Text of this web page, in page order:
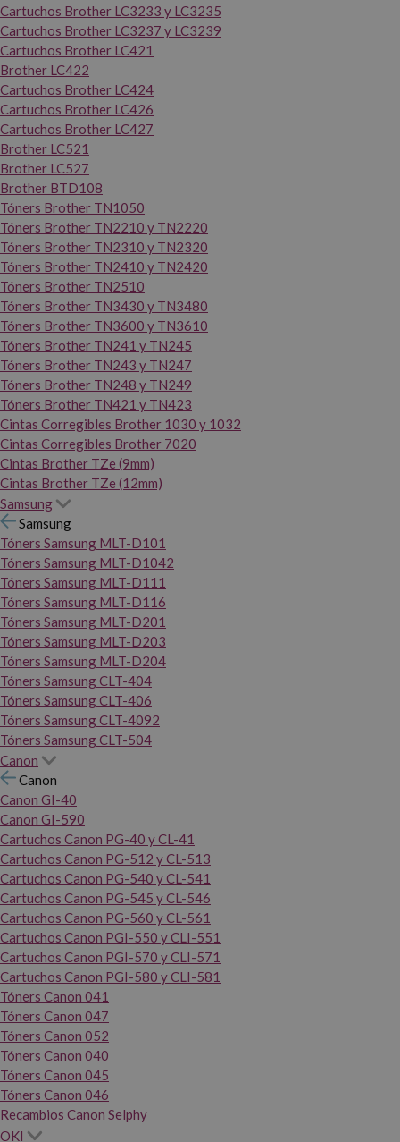
Cartuchos Brother LC3233 y LC3235
Cartuchos Brother LC3237 y LC3239
Cartuchos Brother LC421
Brother LC422
Cartuchos Brother LC424
Cartuchos Brother LC426
Cartuchos Brother LC427
Brother LC521
Brother LC527
Brother BTD108
Tóners Brother TN1050
Tóners Brother TN2210 y TN2220
Tóners Brother TN2310 y TN2320
Tóners Brother TN2410 y TN2420
Tóners Brother TN2510
Tóners Brother TN3430 y TN3480
Tóners Brother TN3600 y TN3610
Tóners Brother TN241 y TN245
Tóners Brother TN243 y TN247
Tóners Brother TN248 y TN249
Tóners Brother TN421 y TN423
Cintas Corregibles Brother 1030 y 1032
Cintas Corregibles Brother 7020
Cintas Brother TZe (9mm)
Cintas Brother TZe (12mm)
Samsung
Samsung
Tóners Samsung MLT-D101
Tóners Samsung MLT-D1042
Tóners Samsung MLT-D111
Tóners Samsung MLT-D116
Tóners Samsung MLT-D201
Tóners Samsung MLT-D203
Tóners Samsung MLT-D204
Tóners Samsung CLT-404
Tóners Samsung CLT-406
Tóners Samsung CLT-4092
Tóners Samsung CLT-504
Canon
Canon
Canon GI-40
Canon GI-590
Cartuchos Canon PG-40 y CL-41
Cartuchos Canon PG-512 y CL-513
Cartuchos Canon PG-540 y CL-541
Cartuchos Canon PG-545 y CL-546
Cartuchos Canon PG-560 y CL-561
Cartuchos Canon PGI-550 y CLI-551
Cartuchos Canon PGI-570 y CLI-571
Cartuchos Canon PGI-580 y CLI-581
Tóners Canon 041
Tóners Canon 047
Tóners Canon 052
Tóners Canon 040
Tóners Canon 045
Tóners Canon 046
Recambios Canon Selphy
OKI